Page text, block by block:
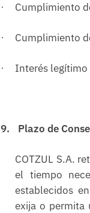
· Cumplimiento
· Cumplimiento
· Interés legítimo
9. Plazo de
COTZUL S.A.
el tiempo
establecidos
exija o permita